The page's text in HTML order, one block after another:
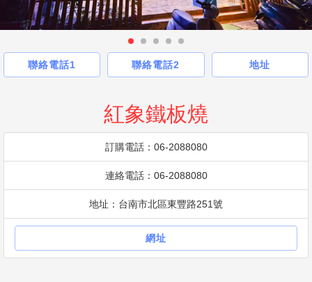
聯絡電話1 聯絡電話2 地址
紅象鐵板燒
訂購電話：06-2088080
連絡電話：06-2088080
地址：台南市北區東豐路251號
網址